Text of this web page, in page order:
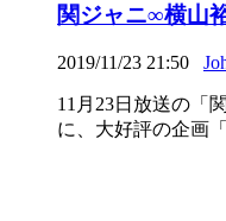
関ジャニ∞横山
2019/11/23 21:50
11月23日放送の「
に、大好評の企画